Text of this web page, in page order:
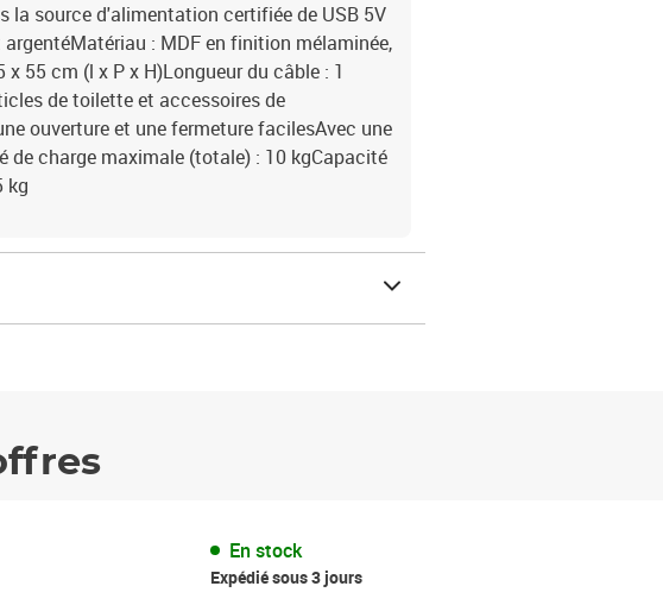
la source d'alimentation certifiée de USB 5V
: MDF en finition mélaminée,
55 cm (l x P x H)Longueur du câble : 1
de toilette et accessoires de
ouverture et une fermeture facilesAvec une
de charge maximale (totale) : 10 kgCapacité
kg
En stock
Expédié sous 3 jours